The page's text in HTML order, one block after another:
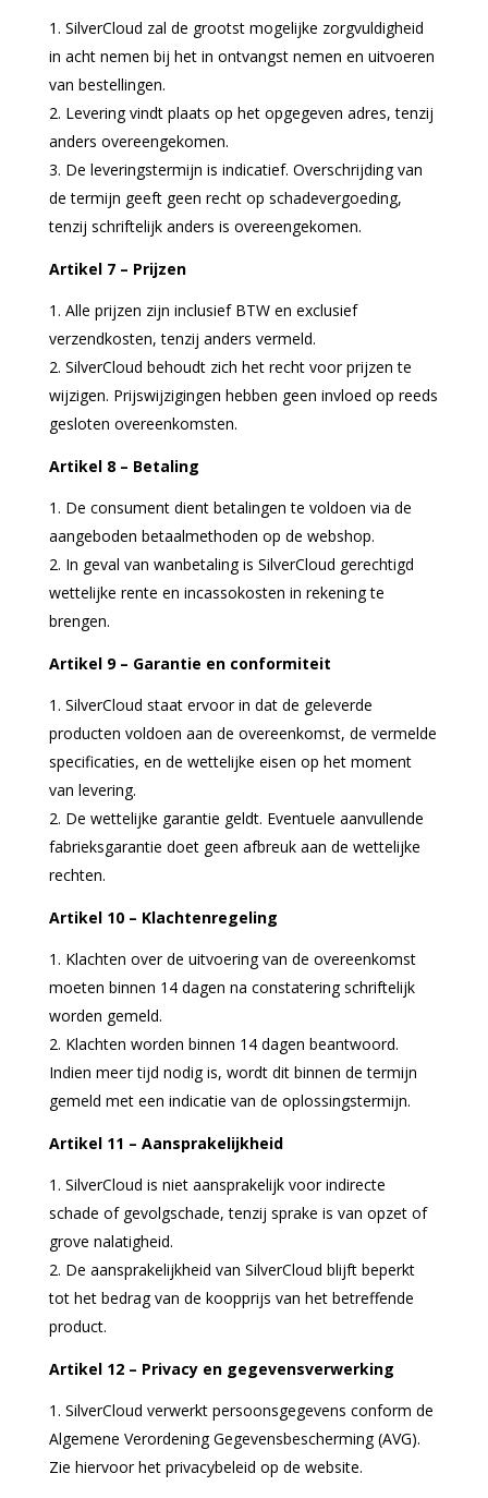
SilverCloud zal de grootst mogelijke zorgvuldigheid
in acht nemen bij het in ontvangst nemen en uitvoeren
van bestellingen.
Levering vindt plaats op het opgegeven adres, tenzij
anders overeengekomen.
De leveringstermijn is indicatief. Overschrijding van
de termijn geeft geen recht op schadevergoeding,
tenzij schriftelijk anders is overeengekomen.
Artikel 7 – Prijzen
Alle prijzen zijn inclusief BTW en exclusief
verzendkosten, tenzij anders vermeld.
SilverCloud behoudt zich het recht voor prijzen te
wijzigen. Prijswijzigingen hebben geen invloed op reeds
gesloten overeenkomsten.
Artikel 8 – Betaling
De consument dient betalingen te voldoen via de
aangeboden betaalmethoden op de webshop.
In geval van wanbetaling is SilverCloud gerechtigd
wettelijke rente en incassokosten in rekening te
brengen.
Artikel 9 – Garantie en conformiteit
SilverCloud staat ervoor in dat de geleverde
producten voldoen aan de overeenkomst, de vermelde
specificaties, en de wettelijke eisen op het moment
van levering.
De wettelijke garantie geldt. Eventuele aanvullende
fabrieksgarantie doet geen afbreuk aan de wettelijke
rechten.
Artikel 10 – Klachtenregeling
Klachten over de uitvoering van de overeenkomst
moeten binnen 14 dagen na constatering schriftelijk
worden gemeld.
Klachten worden binnen 14 dagen beantwoord.
Indien meer tijd nodig is, wordt dit binnen de termijn
gemeld met een indicatie van de oplossingstermijn.
Artikel 11 – Aansprakelijkheid
SilverCloud is niet aansprakelijk voor indirecte
schade of gevolgschade, tenzij sprake is van opzet of
grove nalatigheid.
De aansprakelijkheid van SilverCloud blijft beperkt
tot het bedrag van de koopprijs van het betreffende
product.
Artikel 12 – Privacy en gegevensverwerking
SilverCloud verwerkt persoonsgegevens conform de
Algemene Verordening Gegevensbescherming (AVG).
Zie hiervoor het privacybeleid op de website.